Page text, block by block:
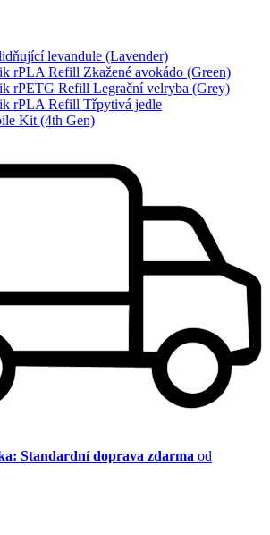
levandule (Lavender)
rPLA Refill Zkažené avokádo (Green)
rPETG Refill Legrační velryba (Grey)
rPLA Refill Třpytivá jedle
Kit (4th Gen)
Standardní doprava zdarma od